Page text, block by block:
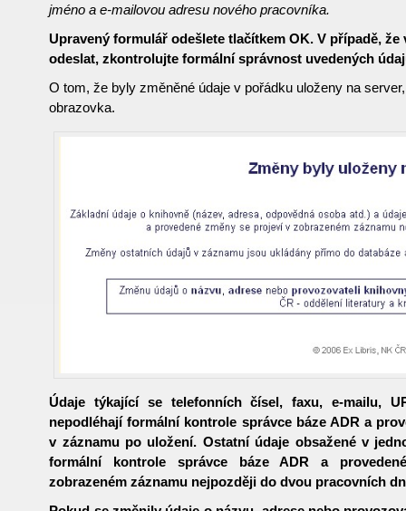
jméno a e-mailovou adresu nového pracovníka.
Upravený formulář odešlete tlačítkem OK. V případě,
odeslat, zkontrolujte formální správnost uvedených
O tom, že byly změněné údaje v pořádku uloženy na
obrazovka.
Údaje týkající se telefonních čísel, faxu, e-mailu,
nepodléhají formální kontrole správce báze ADR a
v záznamu po uložení. Ostatní údaje obsažené v
formální kontrole správce báze ADR a
zobrazeném záznamu nejpozději do dvou pracovních